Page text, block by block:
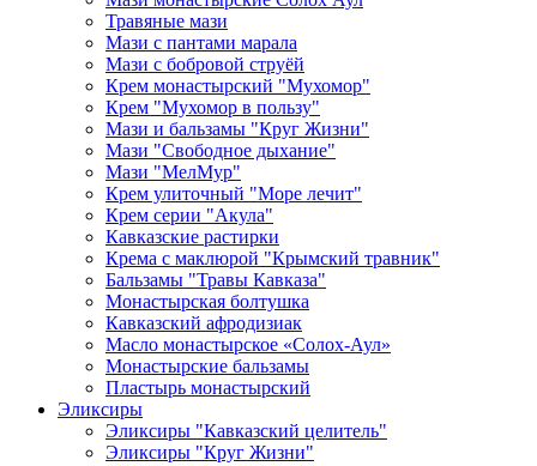
Травяные мази
Мази с пантами марала
Мази с бобровой струёй
Крем монастырский "Мухомор"
Крем "Мухомор в пользу"
Мази и бальзамы "Круг Жизни"
Мази "Свободное дыхание"
Мази "МелМур"
Крем улиточный "Море лечит"
Крем серии "Акула"
Кавказские растирки
Крема с маклюрой "Крымский травник"
Бальзамы "Травы Кавказа"
Монастырская болтушка
Кавказский афродизиак
Масло монастырское «Солох-Аул»
Монастырские бальзамы
Пластырь монастырский
Эликсиры
Эликсиры "Кавказский целитель"
Эликсиры "Круг Жизни"